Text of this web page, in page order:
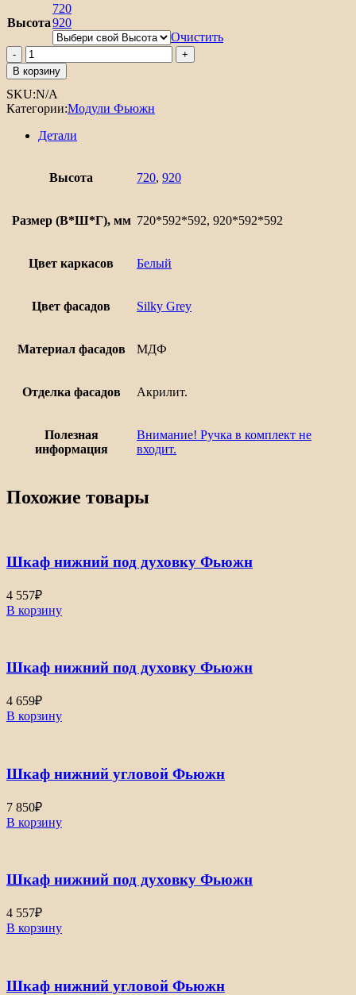
–
8
Высота
720
920
Очистить
Количество
товара
Шкаф
верхний
угловой
В корзину
SKU:N/A
Категории:Модули Фьюжн
Детали
Высота 720, 920
Размер (В*Ш*Г), мм 720*592*592, 920*592*592
Цвет каркасов Белый
Цвет фасадов Silky Grey
Материал фасадов МДФ
Отделка фасадов Акрилит.
Полезная
информация
Внимание! Ручка в комплект не
входит.
Похожие товары
Шкаф нижний под духовку Фьюжн
4 557₽
В корзину
Шкаф нижний под духовку Фьюжн
4 659₽
В корзину
Шкаф нижний угловой Фьюжн
7 850₽
В корзину
Шкаф нижний под духовку Фьюжн
4 557₽
В корзину
Шкаф нижний угловой Фьюжн